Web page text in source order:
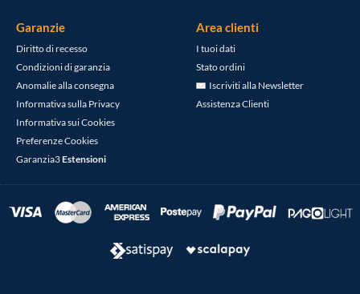
Garanzie
Diritto di recesso
Condizioni di garanzia
Anomalie alla consegna
Informativa sulla Privacy
Informativa sui Cookies
Preferenze Cookies
Garanzia3Estensioni
Area clienti
I tuoi dati
Stato ordini
Iscriviti alla Newsletter
Assistenza Clienti